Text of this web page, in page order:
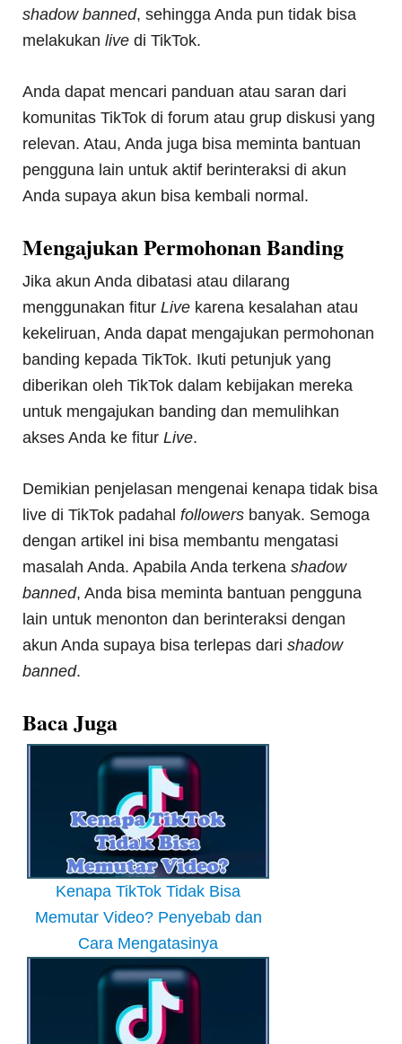
shadow banned, sehingga Anda pun tidak bisa
melakukanlivedi TikTok.
Anda dapat mencari panduan atau saran dari
komunitas TikTok di forum atau grup diskusi yang
relevan. Atau, Anda juga bisa meminta bantuan
pengguna lain untuk aktif berinteraksi di akun
Anda supaya akun bisa kembali normal.
Mengajukan Permohonan Banding
Jika akun Anda dibatasi atau dilarang
menggunakan fiturLive karena kesalahan atau
kekeliruan, Anda dapat mengajukan permohonan
banding kepada TikTok. Ikuti petunjuk yang
diberikan oleh TikTok dalam kebijakan mereka
untuk mengajukan banding dan memulihkan
akses Anda ke fiturLive.
Demikian penjelasan mengenai kenapa tidak bisa
live di TikTok padahalfollowers banyak. Semoga
dengan artikel ini bisa membantu mengatasi
masalah Anda. Apabila Anda terkenashadow
banned, Anda bisa meminta bantuan pengguna
lain untuk menonton dan berinteraksi dengan
akun Anda supaya bisa terlepas darishadow
banned.
Baca Juga
Kenapa TikTok Tidak Bisa
Memutar Video? Penyebab dan
Cara Mengatasinya